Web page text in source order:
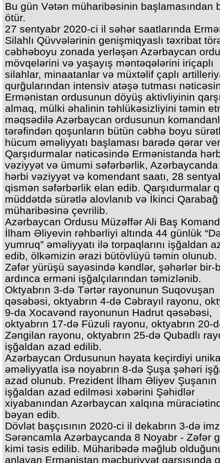
Bu gün Vətən müharibəsinin başlamasından
ötür.
27 sentyabr 2020-ci il səhər saatlarında
Silahlı Qüvvələrinin genişmiqyaslı təxribat
cəbhəboyu zonada yerləşən Azərbaycan
mövqelərini və yaşayış məntəqələrini iriçaplı
silahlar, minaatanlar və müxtəlif çaplı
qurğularından intensiv atəşə tutması
Ermənistan ordusunun döyüş aktivliyinin
almaq, mülki əhalinin təhlükəsizliyini təmin
məqsədilə Azərbaycan ordusunun
tərəfindən qoşunların bütün cəbhə boyu
hücum əməliyyatı başlaması barədə qərar
Qarşıdurmalar nəticəsində Ermənistanda
vəziyyət və ümumi səfərbərlik,
hərbi vəziyyət və komendant saatı, 28
qismən səfərbərlik elan edib. Qarşıdurmalar
müddətdə sürətlə alovlanıb və İkinci Qarabağ
müharibəsinə çevrilib.
Azərbaycan Ordusu Müzəffər Ali Baş
İlham Əliyevin rəhbərliyi altında 44 günlük
yumruq” əməliyyatı ilə torpaqlarını işğaldan
edib, ölkəmizin ərazi bütövlüyü təmin olunub.
Zəfər yürüşü sayəsində kəndlər, şəhərlər bir-
ardınca erməni işğalçılarından təmizlənib.
Oktyabrın 3-də Tərtər rayonunun Suqovuşan
qəsəbəsi, oktyabrın 4-də Cəbrayıl rayonu,
9-da Xocavənd rayonunun Hadrut qəsəbəsi,
oktyabrın 17-də Füzuli rayonu, oktyabrın 20-
Zəngilan rayonu, oktyabrın 25-də Qubadlı
işğaldan azad edilib.
Azərbaycan Ordusunun həyata keçirdiyi
əməliyyatla isə noyabrın 8-də Şuşa şəhəri
azad olunub. Prezident İlham Əliyev Şuşanın
işğaldan azad edilməsi xəbərini Şəhidlər
xiyabanından Azərbaycan xalqına
bəyan edib.
Dövlət başçısının 2020-ci il dekabrın 3-də
Sərəncamla Azərbaycanda 8 Noyabr - Zəfər
kimi təsis edilib. Müharibədə məğlub
anlayan Ermənistan məcburiyyət qarşısında